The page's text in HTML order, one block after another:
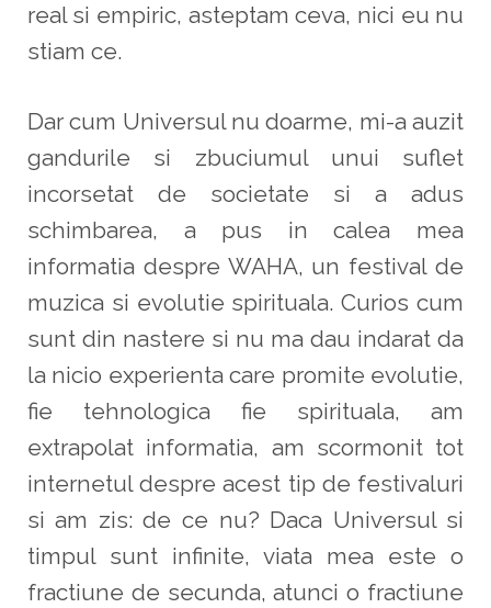
real si empiric, asteptam ceva, nici eu nu
stiam ce.
Dar cum Universul nu doarme, mi-a auzit
gandurile si zbuciumul unui suflet
incorsetat de societate si a adus
schimbarea, a pus in calea mea
informatia despre WAHA, un festival de
muzica si evolutie spirituala. Curios cum
sunt din nastere si nu ma dau indarat da
la nicio experienta care promite evolutie,
fie tehnologica fie spirituala, am
extrapolat informatia, am scormonit tot
internetul despre acest tip de festivaluri
si am zis: de ce nu? Daca Universul si
timpul sunt infinite, viata mea este o
fractiune de secunda, atunci o fractiune